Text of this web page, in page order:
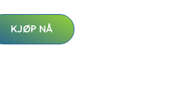
KJØP NÅ